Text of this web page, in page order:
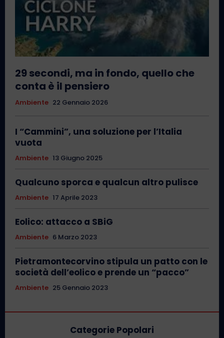
29 secondi, ma in fondo, quello che
conta è il pensiero
Ambiente 22 Gennaio 2026
I “Cammini”, una soluzione per l’Italia
vuota
Ambiente 13 Giugno 2025
Qualcuno sporca e qualcun altro pulisce
Ambiente 17 Aprile 2023
Eolico: attacco a SBiG
Ambiente 6 Marzo 2023
Pietramontecorvino stipula un patto con le
società dell’eolico e prende un “pacco”
Ambiente 25 Gennaio 2023
Categorie Popolari